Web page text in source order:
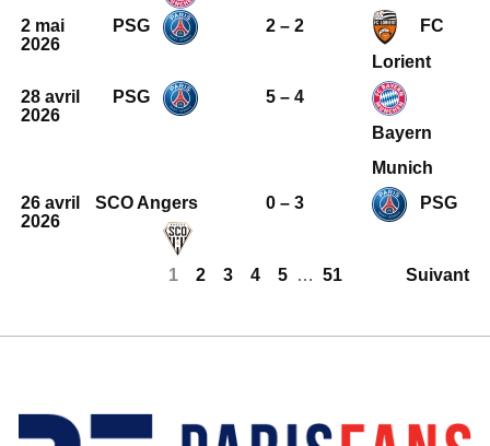
2 mai
2026
PSG 2 – 2
FC
Lorient
28 avril
2026
PSG
5 – 4
Bayern
Munich
26 avril
2026
SCO Angers 0 – 3 PSG
1 2 3 4 5 … 51 Suivant